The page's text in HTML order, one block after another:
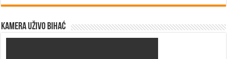
Kamera uživo Bihać